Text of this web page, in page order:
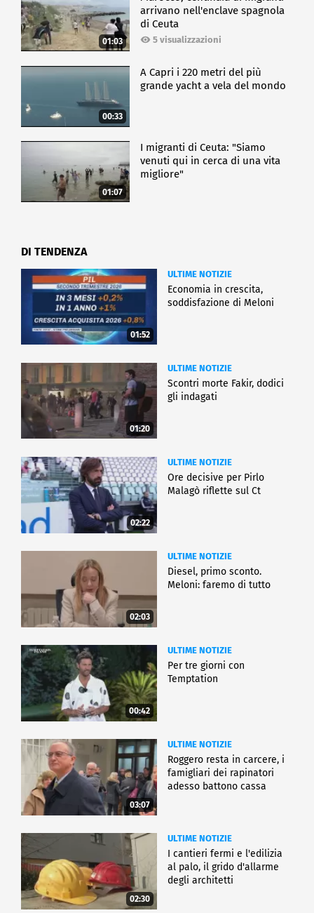
01:03
arrivano nell'enclave spagnola
di Ceuta
5 visualizzazioni
00:33
A Capri i 220 metri del più
grande yacht a vela del mondo
01:07
I migranti di Ceuta: "Siamo
venuti qui in cerca di una vita
migliore"
DI TENDENZA
01:52
ULTIME NOTIZIE
Economia in crescita,
soddisfazione di Meloni
01:20
ULTIME NOTIZIE
Scontri morte Fakir, dodici
gli indagati
02:22
ULTIME NOTIZIE
Ore decisive per Pirlo
Malagò riflette sul Ct
02:03
ULTIME NOTIZIE
Diesel, primo sconto.
Meloni: faremo di tutto
00:42
ULTIME NOTIZIE
Per tre giorni con
Temptation
03:07
ULTIME NOTIZIE
Roggero resta in carcere, i
famigliari dei rapinatori
adesso battono cassa
02:30
ULTIME NOTIZIE
I cantieri fermi e l'edilizia
al palo, il grido d'allarme
degli architetti